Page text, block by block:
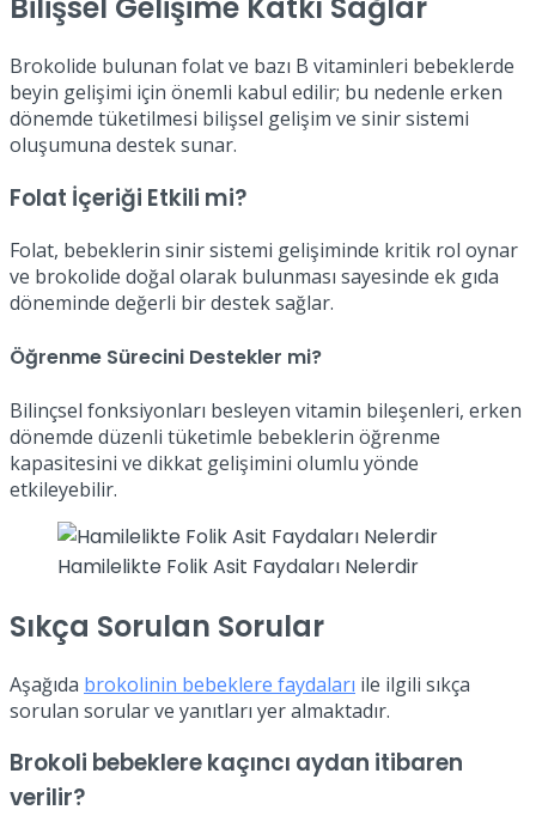
Brokolide bulunan folat ve bazı B vitaminleri bebeklerde
beyin gelişimi için önemli kabul edilir; bu nedenle erken
dönemde tüketilmesi bilişsel gelişim ve sinir sistemi
oluşumuna destek sunar.
Folat İçeriği Etkili mi?
Folat, bebeklerin sinir sistemi gelişiminde kritik rol oynar
ve brokolide doğal olarak bulunması sayesinde ek gıda
döneminde değerli bir destek sağlar.
Öğrenme Sürecini Destekler mi?
Bilinçsel fonksiyonları besleyen vitamin bileşenleri, erken
dönemde düzenli tüketimle bebeklerin öğrenme
kapasitesini ve dikkat gelişimini olumlu yönde
etkileyebilir.
Hamilelikte Folik Asit Faydaları Nelerdir
Sıkça Sorulan Sorular
Aşağıda brokolinin bebeklere faydaları ile ilgili sıkça
sorulan sorular ve yanıtları yer almaktadır.
Brokoli bebeklere kaçıncı aydan itibaren
verilir?